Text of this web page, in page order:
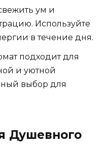
ум и
Используйте
в течение дня.
подходит для
и уютной
выбор для
Душевного